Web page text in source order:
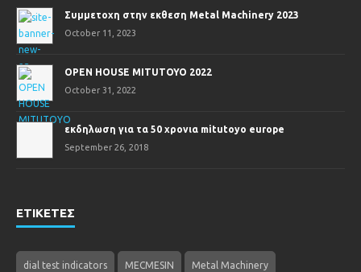
Συμμετοχη στην εκθεση Metal Machinery 2023
October 11, 2023
OPEN HOUSE MITUTOYO 2022
October 31, 2022
εκδηλωση για τα 50 χρονια mitutoyo europe
September 26, 2018
ΕΤΙΚΕΤΕΣ
dial test indicators MECMESIN Metal Machinery